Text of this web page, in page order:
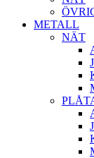
METALL
NÄT